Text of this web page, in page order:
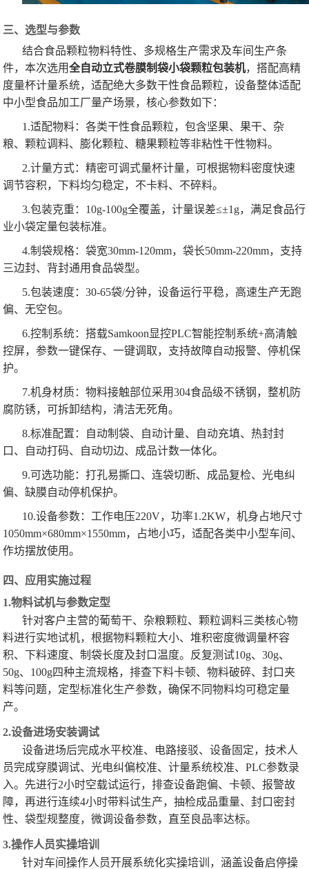
三、选型与参数
结合食品颗粒物料特性、多规格生产需求及车间生产条
件，本次选用全自动立式卷膜制袋小袋颗粒包装机，搭配高精
度量杯计量系统，适配绝大多数干性食品颗粒，设备整体适配
中小型食品加工厂量产场景，核心参数如下：
1.适配物料：各类干性食品颗粒，包含坚果、果干、杂
粮、颗粒调料、膨化颗粒、糖果颗粒等非粘性干性物料。
2.计量方式：精密可调式量杯计量，可根据物料密度快速
调节容积，下料均匀稳定，不卡料、不碎料。
3.包装克重：10g-100g全覆盖，计量误差≤±1g，满足食品行
业小袋定量包装标准。
4.制袋规格：袋宽30mm-120mm，袋长50mm-220mm，支持
三边封、背封通用食品袋型。
5.包装速度：30-65袋/分钟，设备运行平稳，高速生产无跑
偏、无空包。
6.控制系统：搭载Samkoon显控PLC智能控制系统+高清触
控屏，参数一键保存、一键调取，支持故障自动报警、停机保
护。
7.机身材质：物料接触部位采用304食品级不锈钢，整机防
腐防锈，可拆卸结构，清洁无死角。
8.标准配置：自动制袋、自动计量、自动充填、热封封
口、自动打码、自动切边、成品计数一体化。
9.可选功能：打孔易撕口、连袋切断、成品复检、光电纠
偏、缺膜自动停机保护。
10.设备参数：工作电压220V，功率1.2KW，机身占地尺寸
1050mm×680mm×1550mm，占地小巧，适配各类中小型车间、
作坊摆放使用。
四、应用实施过程
1.物料试机与参数定型
针对客户主营的葡萄干、杂粮颗粒、颗粒调料三类核心物
料进行实地试机，根据物料颗粒大小、堆积密度微调量杯容
积、下料速度、制袋长度及封口温度。反复测试10g、30g、
50g、100g四种主流规格，排查下料卡顿、物料破碎、封口夹
料等问题，定型标准化生产参数，确保不同物料均可稳定量
产。
2.设备进场安装调试
设备进场后完成水平校准、电路接驳、设备固定，技术人
员完成穿膜调试、光电纠偏校准、计量系统校准、PLC参数录
入。先进行2小时空载试运行，排查设备跑偏、卡顿、报警故
障，再进行连续4小时带料试生产，抽检成品重量、封口密封
性、袋型规整度，微调设备参数，直至良品率达标。
3.操作人员实操培训
针对车间操作人员开展系统化实操培训，涵盖设备启停操